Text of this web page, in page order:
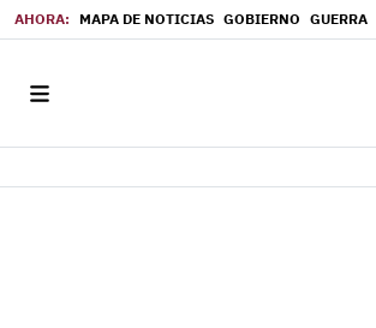
MAPA DE NOTICIAS GOBIERNO GUERRA